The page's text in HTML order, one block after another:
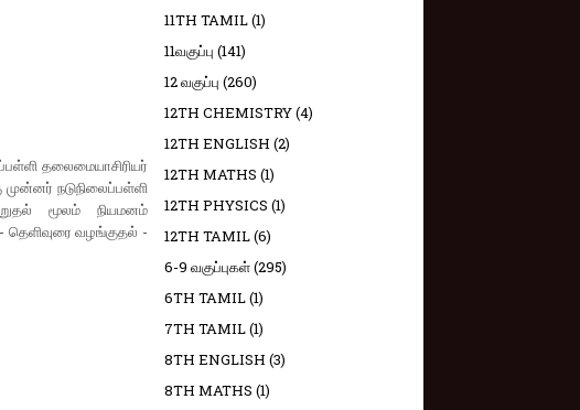
தலைமையாசிரியர்
முன்னர் நடுநிலைப்பள்ளி
மூலம் நியமனம்
தெளிவுரை வழங்குதல் -
11TH TAMIL(1)
11வகுப்பு (141)
12 வகுப்பு (260)
12TH CHEMISTRY(4)
12TH ENGLISH (2)
12TH MATHS (1)
12TH PHYSICS (1)
12TH TAMIL(6)
6-9 வகுப்புகள்(295)
6TH TAMIL(1)
7TH TAMIL(1)
8TH ENGLISH (3)
8TH MATHS (1)